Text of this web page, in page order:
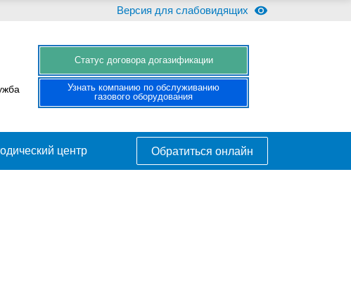
Версия для слабовидящих
Cтатус договора догазификации
Узнать компанию по обслуживанию
газового оборудования
центр Обратиться онлайн